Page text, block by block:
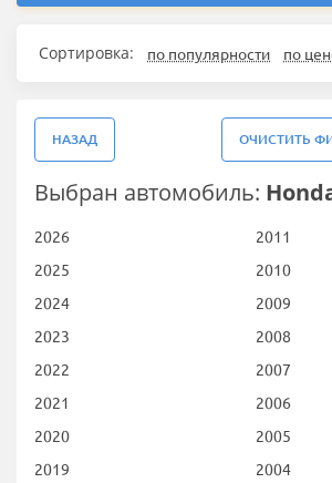
Сортировка: по популярности по
НАЗАД ОЧИСТИТЬ
Выбран автомобиль:
2026
2025
2024
2023
2022
2021
2020
2019
2011
2010
2009
2008
2007
2006
2005
2004